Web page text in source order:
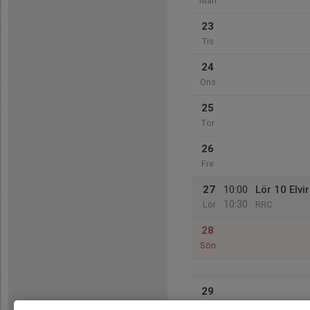
23
Tis
24
Ons
25
Tor
26
Fre
27
Lör
10:00
10:30
Lör 10
RRC
28
Sön
29